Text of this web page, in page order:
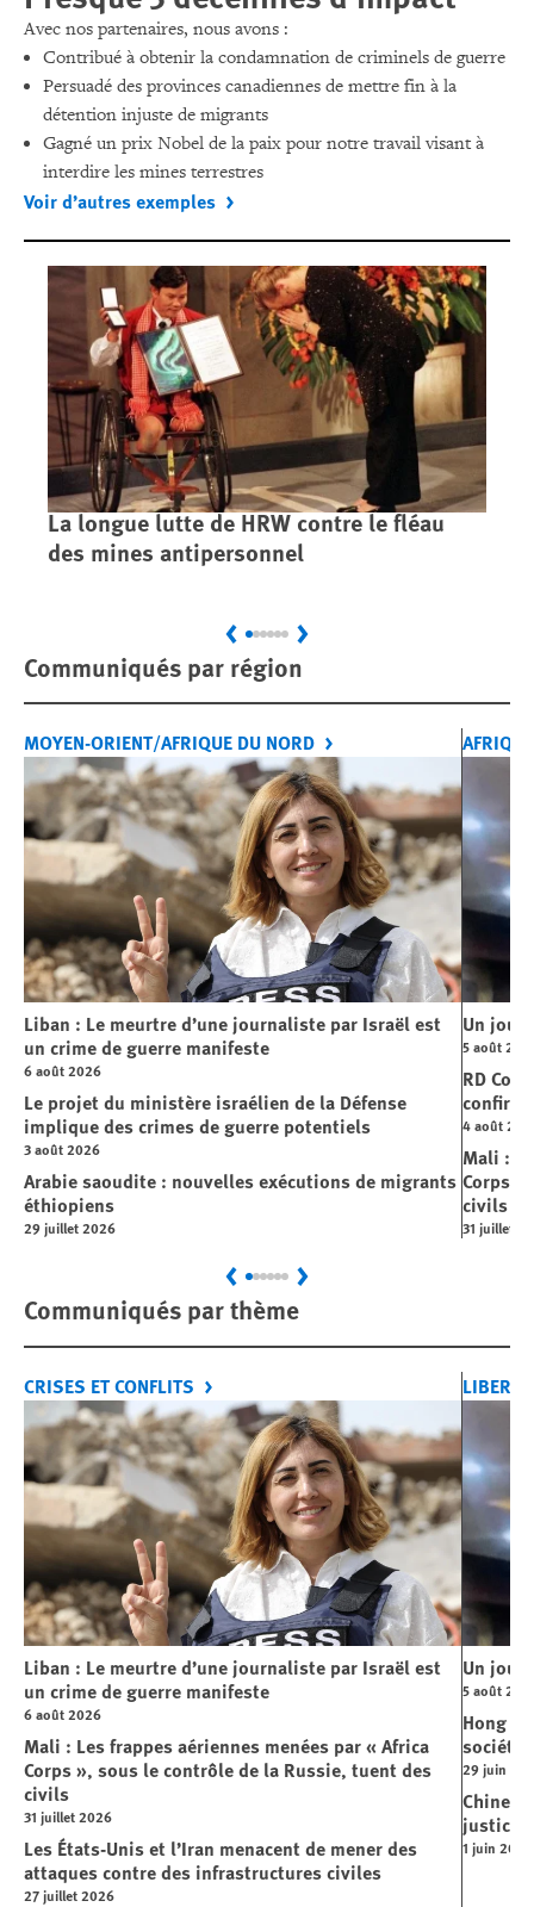
Avec nos partenaires, nous avons :
Contribué à obtenir la condamnation de criminels de guerre
Persuadé des provinces canadiennes de mettre fin à la
détention injuste de migrants
Gagné un prix Nobel de la paix pour notre travail visant à
interdire les mines terrestres
Voir d’autres exemples
La longue lutte de HRW contre le fléau
des mines antipersonnel
PreviousNext
Communiqués par région
MOYEN-ORIENT/AFRIQUE DU NORD
Liban : Le meurtre d’une journaliste par Israël est
un crime de guerre manifeste
6 août 2026
Le projet du ministère israélien de la Défense
implique des crimes de guerre potentiels
3 août 2026
Arabie saoudite : nouvelles exécutions de migrants
éthiopiens
29 juillet 2026
AFRIQUE
Un
5 août
RD
4 août
Mali :
Corps
civils
31 juillet
PreviousNext
Communiqués par thème
CRISES ET CONFLITS
Liban : Le meurtre d’une journaliste par Israël est
un crime de guerre manifeste
6 août 2026
Mali : Les frappes aériennes menées par « Africa
Corps », sous le contrôle de la Russie, tuent des
civils
31 juillet 2026
Les États-Unis et l’Iran menacent de mener des
attaques contre des infrastructures civiles
27 juillet 2026
Un
5 août
Hong
société
29 juin
Chine :
justice
1 juin 2026